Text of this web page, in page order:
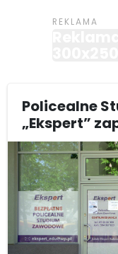
Policealne
„Ekspert”